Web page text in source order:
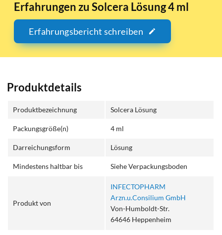
Erfahrungen zu Solcera Lösung 4 ml
Erfahrungsbericht schreiben
Produktdetails
Produktbezeichnung Solcera Lösung
Packungsgröße(n) 4 ml
Darreichungsform Lösung
Mindestens haltbar bis Siehe Verpackungsboden
Produkt von
INFECTOPHARM
Arzn.u.Consilium GmbH
Von-Humboldt-Str.
64646 Heppenheim